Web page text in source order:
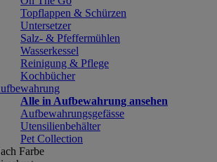
Topflappen & Schürzen
Untersetzer
Salz- & Pfeffermühlen
Wasserkessel
Reinigung & Pflege
Kochbücher
Alle in Aufbewahrung ansehen
Aufbewahrungsgefässe
Utensilienbehälter
Pet Collection
Farbe